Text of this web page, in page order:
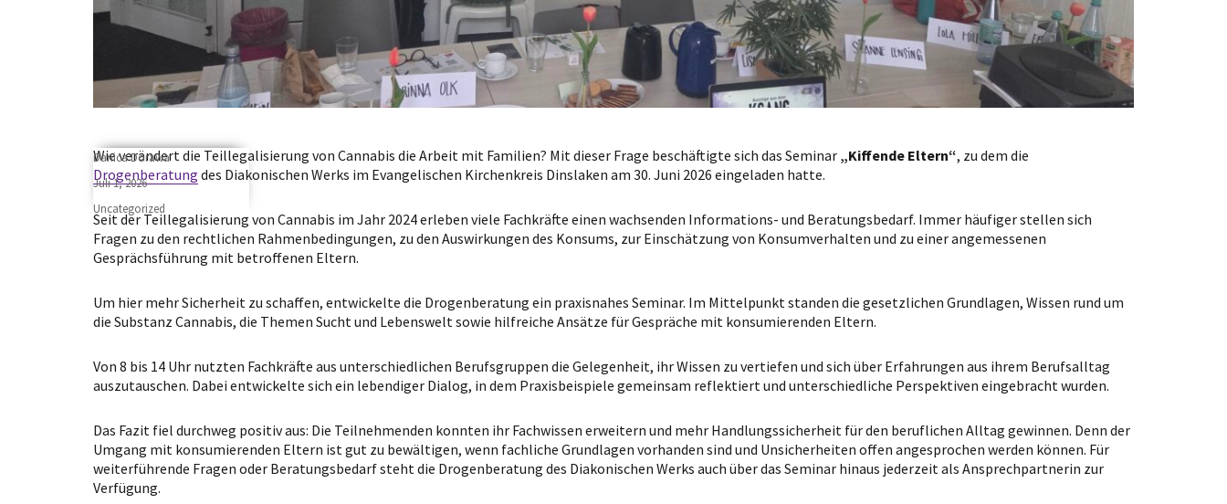
Wie verändert die Teillegalisierung von Cannabis die Arbeit mit Familien? Mit dieser Frage beschäftigte sich das Seminar „Kiffende Eltern“, zu dem die
Drogenberatung des Diakonischen Werks im Evangelischen Kirchenkreis Dinslaken am 30. Juni 2026 eingeladen hatte.
Seit der Teillegalisierung von Cannabis im Jahr 2024 erleben viele Fachkräfte einen wachsenden Informations- und Beratungsbedarf. Immer häufiger stellen sich
Fragen zu den rechtlichen Rahmenbedingungen, zu den Auswirkungen des Konsums, zur Einschätzung von Konsumverhalten und zu einer angemessenen
Gesprächsführung mit betroffenen Eltern.
Um hier mehr Sicherheit zu schaffen, entwickelte die Drogenberatung ein praxisnahes Seminar. Im Mittelpunkt standen die gesetzlichen Grundlagen, Wissen rund um
die Substanz Cannabis, die Themen Sucht und Lebenswelt sowie hilfreiche Ansätze für Gespräche mit konsumierenden Eltern.
Von 8 bis 14 Uhr nutzten Fachkräfte aus unterschiedlichen Berufsgruppen die Gelegenheit, ihr Wissen zu vertiefen und sich über Erfahrungen aus ihrem Berufsalltag
auszutauschen. Dabei entwickelte sich ein lebendiger Dialog, in dem Praxisbeispiele gemeinsam reflektiert und unterschiedliche Perspektiven eingebracht wurden.
Das Fazit fiel durchweg positiv aus: Die Teilnehmenden konnten ihr Fachwissen erweitern und mehr Handlungssicherheit für den beruflichen Alltag gewinnen. Denn der
Umgang mit konsumierenden Eltern ist gut zu bewältigen, wenn fachliche Grundlagen vorhanden sind und Unsicherheiten offen angesprochen werden können. Für
weiterführende Fragen oder Beratungsbedarf steht die Drogenberatung des Diakonischen Werks auch über das Seminar hinaus jederzeit als Ansprechpartnerin zur
Verfügung.
Author
Danica Dorawa
Posted
on
Juli 1, 2026
Categories
Uncategorized